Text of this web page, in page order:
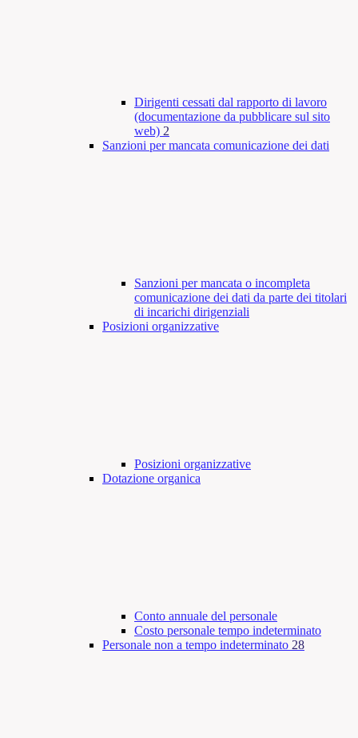
Dirigenti cessati dal rapporto di lavoro
(documentazione da pubblicare sul sito
web) 2
Sanzioni per mancata comunicazione dei dati
Sanzioni per mancata o incompleta
comunicazione dei dati da parte dei titolari
di incarichi dirigenziali
Posizioni organizzative
Posizioni organizzative
Dotazione organica
Conto annuale del personale
Costo personale tempo indeterminato
Personale non a tempo indeterminato 28